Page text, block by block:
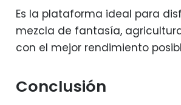
Es la plataforma ideal para
mezcla de fantasía,
con el mejor rendimiento
Conclusión